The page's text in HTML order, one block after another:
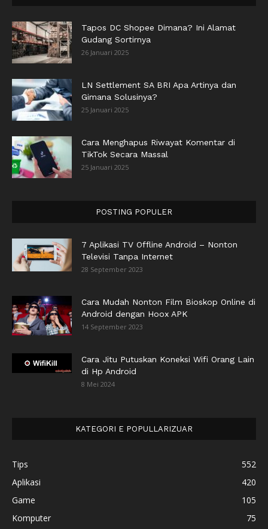
Tapos DC Shopee Dimana? Ini Alamat
Gudang Sortirnya
26 Januari 2025
LN Settlement SA BRI Apa Artinya dan
Gimana Solusinya?
25 Januari 2025
Cara Menghapus Riwayat Komentar di
TikTok Secara Massal
25 Januari 2025
POSTING POPULER
7 Aplikasi TV Offline Android – Nonton
Televisi Tanpa Internet
28 September 2023
Cara Mudah Nonton Film Bioskop Online di
Android dengan Hoox APK
14 September 2023
Cara Jitu Putuskan Koneksi Wifi Orang Lain
di Hp Android
8 Mei 2024
KATEGORI E POPULLARIZUAR
Tips
552
Aplikasi
420
Game
105
Komputer
75